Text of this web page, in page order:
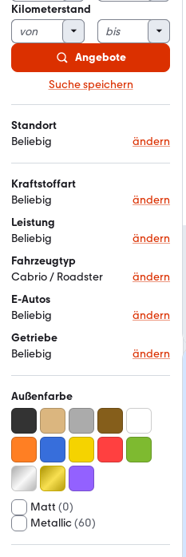
Kilometerstand
Angebote
Suche speichern
Standort
Beliebig
ändern
Kraftstoffart
Beliebig
ändern
Leistung
Beliebig
ändern
Fahrzeugtyp
Cabrio / Roadster
ändern
E-Autos
Beliebig
ändern
Getriebe
Beliebig
ändern
Außenfarbe
Matt (0)
Metallic(60)